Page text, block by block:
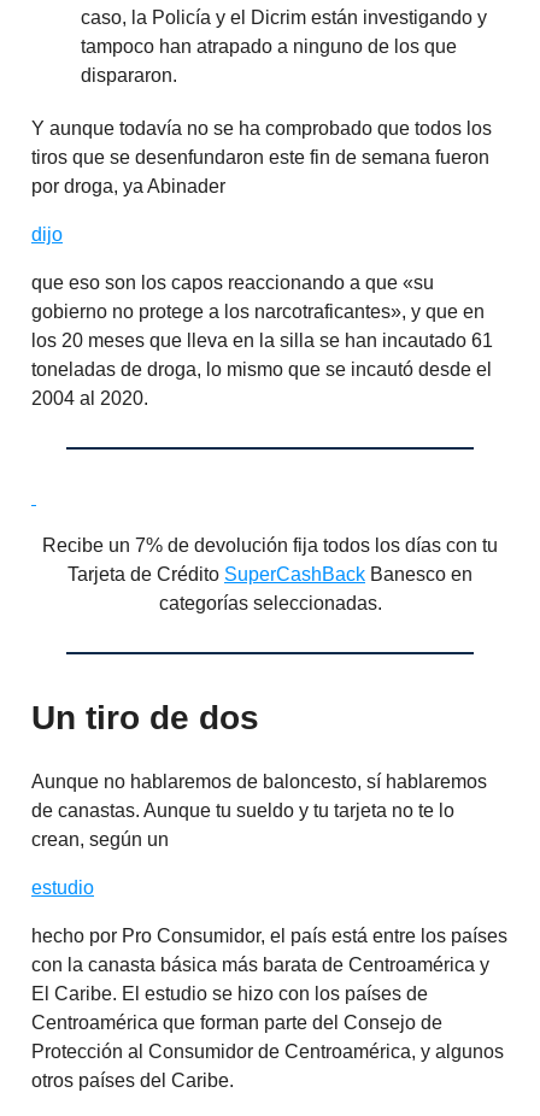
caso, la Policía y el Dicrim están investigando y
tampoco han atrapado a ninguno de los que
dispararon.
Y aunque todavía no se ha comprobado que todos los
tiros que se desenfundaron este fin de semana fueron
por droga, ya Abinader
dijo
que eso son los capos reaccionando a que «su
gobierno no protege a los narcotraficantes», y que en
los 20 meses que lleva en la silla se han incautado 61
toneladas de droga, lo mismo que se incautó desde el
2004 al 2020.
Recibe un 7% de devolución fija todos los días con tu
Tarjeta de Crédito SuperCashBack Banesco en
categorías seleccionadas.
Un tiro de dos
Aunque no hablaremos de baloncesto, sí hablaremos
de canastas. Aunque tu sueldo y tu tarjeta no te lo
crean, según un
estudio
hecho por Pro Consumidor, el país está entre los países
con la canasta básica más barata de Centroamérica y
El Caribe. El estudio se hizo con los países de
Centroamérica que forman parte del Consejo de
Protección al Consumidor de Centroamérica, y algunos
otros países del Caribe.